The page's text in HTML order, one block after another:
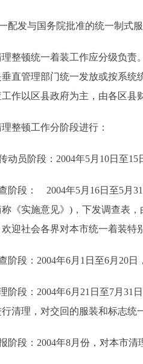
发与国务院批准的统一制式服
顿统一着装工作应分级负责。
直管理部门统一发放或按系
作以区县政府为主，由各区县
顿工作分阶段进行：
员阶段：2004年5月10日至15
段： 2004年5月16日至5月31
《实施意见》)，下发调查表
迎社会各界对本市统一着装特
段：2004年6月1日至6月20日
段：2004年6月21日至7月31
清理，对交回的服装和标志统
段：2004年8月份，对本市清